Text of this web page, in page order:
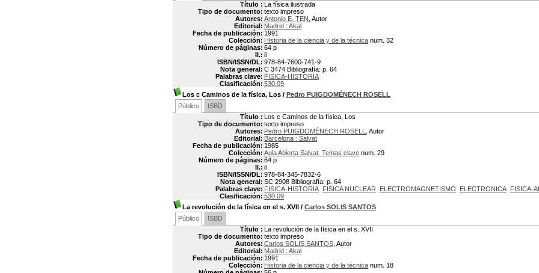
Título : La física ilustrada
Tipo de documento: texto impreso
Autores: Antonio E. TEN , Autor
Editorial: Madrid : Akal
Fecha de publicación: 1991
Colección: Historia de la ciencia y de la técnica num. 32
Número de páginas: 64 p
Il.: il
ISBN/ISSN/DL: 978-84-7600-741-9
Nota general: C 3474 Bibliografía: p. 64
Palabras clave: FISICA-HISTORIA
Clasificación: 530.09
Los c Caminos de la física, Los / Pedro PUIGDOMÉNECH ROSELL
Público
ISBD
Título : Los c Caminos de la física, Los
Tipo de documento: texto impreso
Autores: Pedro PUIGDOMÉNECH ROSELL
, Autor
Editorial: Barcelona : Salvat
Fecha de publicación: 1985
Colección: Aula Abierta Salvat. Temas clave num. 29
Número de páginas: 64 p
Il.: il
ISBN/ISSN/DL: 978-84-345-7832-6
Nota general: SC 2908 Bibliografía: p. 64
Palabras clave: FISICA-HISTORIA FISICA NUCLEAR ELECTROMAGNETISMO ELECTRONICA FISICA-
Clasificación: 530.09
La revolución de la física en el s. XVII / Carlos SOLIS SANTOS
Público
ISBD
Título : La revolución de la física en el s. XVII
Tipo de documento: texto impreso
Autores: Carlos SOLIS SANTOS , Autor
Editorial: Madrid : Akal
Fecha de publicación: 1991
Colección: Historia de la ciencia y de la técnica num. 18